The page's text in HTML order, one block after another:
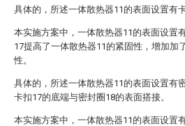
具体的，所述一体散热器11的表面设置有卡
本实施方案中，一体散热器11的表面设置
17提高了一体散热器11的紧固性，增加加
性。
具体的，所述一体散热器11的表面设置有
卡扣17的底端与密封圈18的表面搭接。
本实施方案中，一体散热器11的表面设置